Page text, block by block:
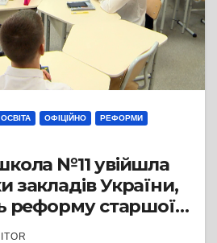
ОСВІТА ОФІЦІЙНО РЕФОРМИ
№11 увійшла
закладів України,
реформу старшої